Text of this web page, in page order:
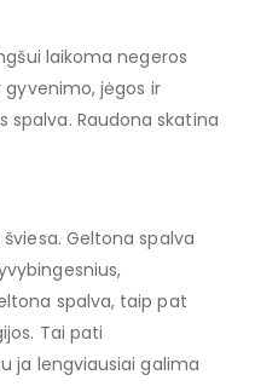
laikoma negeros
gyvenimo, jėgos ir
spalva. Raudona skatina
Geltona spalva
spalva, taip pat
Tai pati
ja lengviausiai galima